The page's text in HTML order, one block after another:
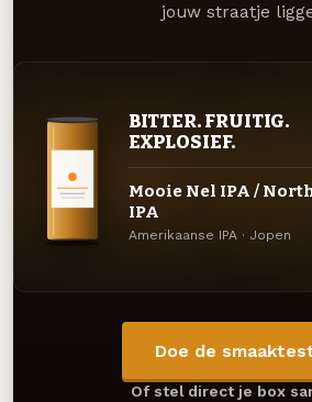
jouw straatje
BITTER. FRUITIG.
EXPLOSIEF.
Mooie Nel IPA /
IPA
Amerikaanse IPA · Jopen
Doe de
Of stel direct je box